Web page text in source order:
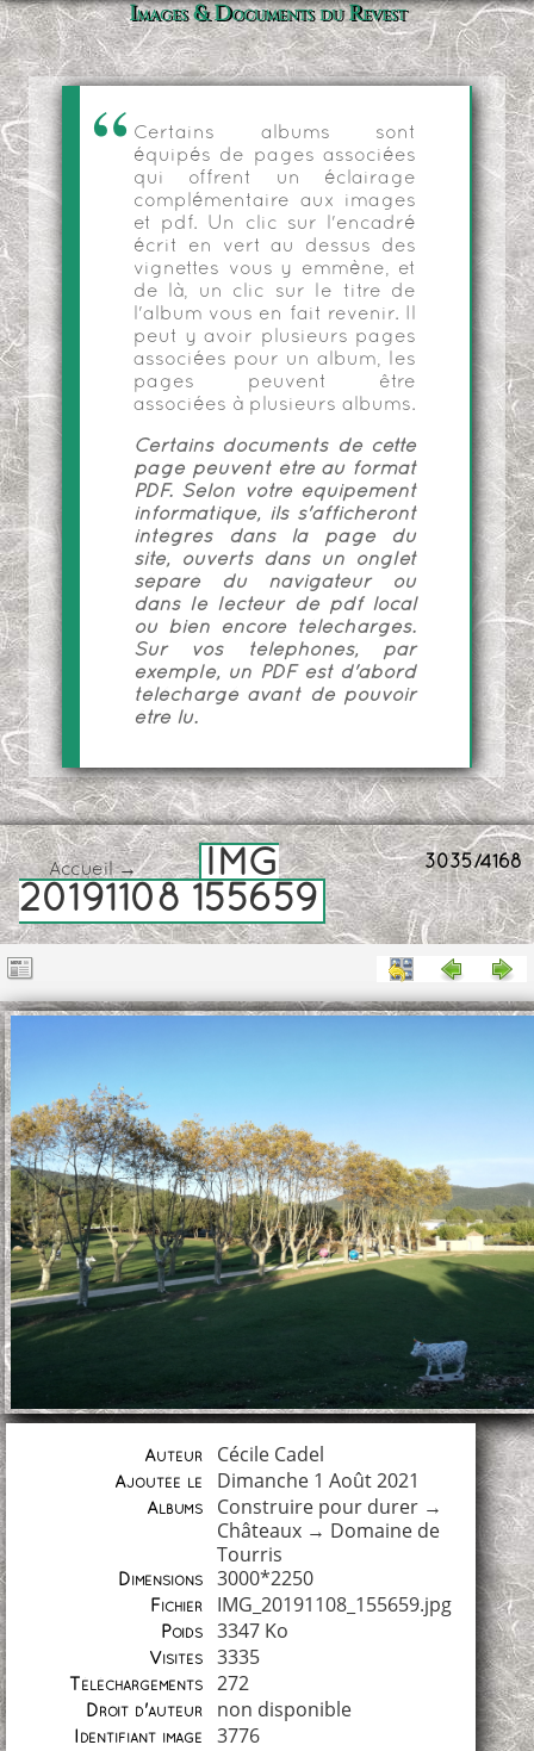
Images & Documents du Revest
Certains albums sont
équipés de pages associées
qui offrent un éclairage
complémentaire aux images
et pdf. Un clic sur l'encadré
écrit en vert au dessus des
vignettes vous y emmène, et
de là, un clic sur le titre de
l'album vous en fait revenir. Il
peut y avoir plusieurs pages
associées pour un album, les
pages peuvent être
associées à plusieurs albums.
Certains documents de cette
page peuvent être au format
PDF. Selon votre équipement
informatique, ils s'afficheront
intégrés dans la page du
site, ouverts dans un onglet
séparé du navigateur ou
dans le lecteur de pdf local
ou bien encore téléchargés.
Sur vos téléphones, par
exemple, un PDF est d'abord
téléchargé avant de pouvoir
être lu.
3035/4168
Accueil→
IMG
20191108 155659
Auteur Cécile Cadel
Ajoutée le Dimanche 1 Août 2021
Albums Construire pour durer→
Châteaux→ Domaine de
Tourris
Dimensions 3000*2250
Fichier IMG_20191108_155659.jpg
Poids 3347 Ko
Visites 3335
Téléchargements 272
Droit d'auteur non disponible
Identifiant image 3776